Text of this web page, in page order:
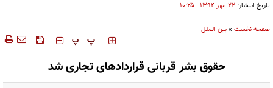
تاریخ انتشار: ۲۲ مهر ۱۳۹۴ - ۱۰:۲۵
صفحه نخست »بین الملل
‍‍‍ پ پ
حقوق بشر قربانی قراردادهای تجاری شد